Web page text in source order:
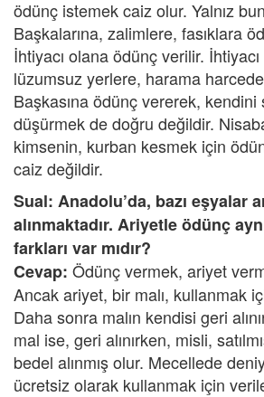
ödünç istemek caiz olur. Yalnız
Başkalarına, zalimlere, fasıklara
İhtiyacı olana ödünç verilir. İhtiyacı
lüzumsuz yerlere, harama
Başkasına ödünç vererek, kendini
düşürmek de doğru değildir.
kimsenin, kurban kesmek için
caiz değildir.
Sual: Anadolu’da, bazı eşyalar
alınmaktadır. Ariyetle ödünç
farkları var mıdır?
Cevap: Ödünç vermek, ariyet
Ancak ariyet, bir malı, kullanmak
Daha sonra malın kendisi geri
mal ise, geri alınırken, misli,
bedel alınmış olur. Mecellede
ücretsiz olarak kullanmak için